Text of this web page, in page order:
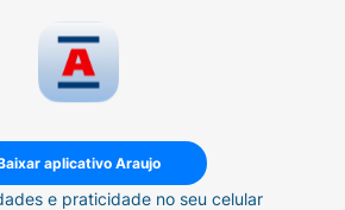
aplicativo Araujo
e praticidade no seu celular